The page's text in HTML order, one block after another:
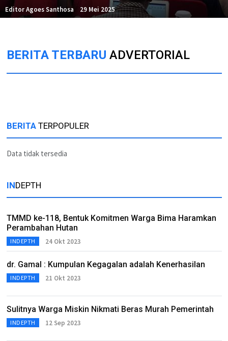
Editor Agoes Santhosa 29 Mei 2025
BERITA TERBARU ADVERTORIAL
BERITA TERPOPULER
Data tidak tersedia
INDEPTH
TMMD ke-118, Bentuk Komitmen Warga Bima Haramkan
Perambahan Hutan
INDEPTH 24 Okt 2023
dr. Gamal : Kumpulan Kegagalan adalah Kenerhasilan
INDEPTH 21 Okt 2023
Sulitnya Warga Miskin Nikmati Beras Murah Pemerintah
INDEPTH 12 Sep 2023